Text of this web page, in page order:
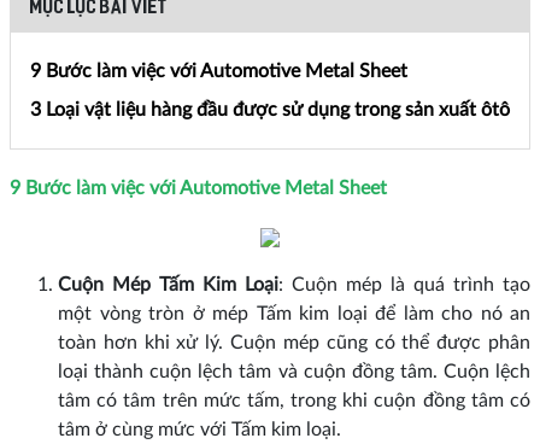
MỤC LỤC BÀI VIẾT
9 Bước làm việc với Automotive Metal Sheet
3 Loại vật liệu hàng đầu được sử dụng trong sản xuất ôtô
9 Bước làm việc với Automotive Metal Sheet
Cuộn Mép Tấm Kim Loại: Cuộn mép là quá trình tạo
một vòng tròn ở mép Tấm kim loại để làm cho nó an
toàn hơn khi xử lý. Cuộn mép cũng có thể được phân
loại thành cuộn lệch tâm và cuộn đồng tâm. Cuộn lệch
tâm có tâm trên mức tấm, trong khi cuộn đồng tâm có
tâm ở cùng mức với Tấm kim loại.